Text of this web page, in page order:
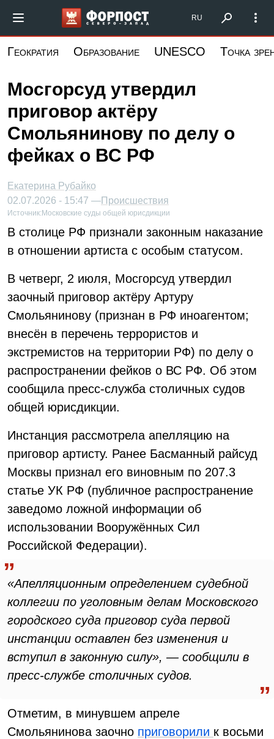
основному
Форпост Северо-Запад
RU
Геократия Образование UNESCO Точка
Мосгорсуд утвердил
приговор актёру
Смольянинову по делу о
фейках о ВС РФ
Екатерина Рубайко
02.07.2026 - 15:47 —Происшествия
Источник: Московские суды общей юрисдикции
В столице РФ признали законным наказание
в отношении артиста с особым статусом.
В четверг, 2 июля, Мосгорсуд утвердил
заочный приговор актёру Артуру
Смольянинову (признан в РФ иноагентом;
внесён в перечень террористов и
экстремистов на территории РФ) по делу о
распространении фейков о ВС РФ. Об этом
сообщила пресс-служба столичных судов
общей юрисдикции.
Инстанция рассмотрела апелляцию на
приговор артисту. Ранее Басманный райсуд
Москвы признал его виновным по 207.3
статье УК РФ (публичное распространение
заведомо ложной информации об
использовании Вооружённых Сил
Российской Федерации).
«Апелляционным определением судебной
коллегии по уголовным делам Московского
городского суда приговор суда первой
инстанции оставлен без изменения и
вступил в законную силу», — сообщили в
пресс-службе столичных судов.
Отметим, в минувшем апреле
Смольянинова заочно приговорили к восьми